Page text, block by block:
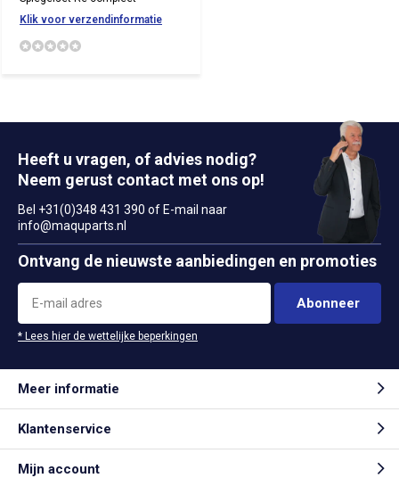
Klik voor verzendinformatie
Heeft u vragen, of advies nodig?
Neem gerust contact met ons op!
Bel +31(0)348 431 390 of E-mail naar
info@maquparts.nl
Ontvang de nieuwste aanbiedingen en promoties
Abonneer
* Lees hier de wettelijke beperkingen
Meer informatie
Klantenservice
Mijn account